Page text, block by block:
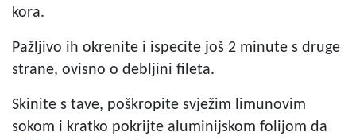
kora.
Pažljivo ih okrenite i ispecite još 2 minute s druge
strane, ovisno o debljini fileta.
Skinite s tave, poškropite svježim limunovim
sokom i kratko pokrijte aluminijskom folijom da